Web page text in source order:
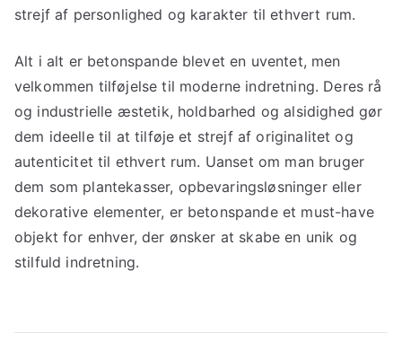
strejf af personlighed og karakter til ethvert rum.
Alt i alt er betonspande blevet en uventet, men
velkommen tilføjelse til moderne indretning. Deres rå
og industrielle æstetik, holdbarhed og alsidighed gør
dem ideelle til at tilføje et strejf af originalitet og
autenticitet til ethvert rum. Uanset om man bruger
dem som plantekasser, opbevaringsløsninger eller
dekorative elementer, er betonspande et must-have
objekt for enhver, der ønsker at skabe en unik og
stilfuld indretning.